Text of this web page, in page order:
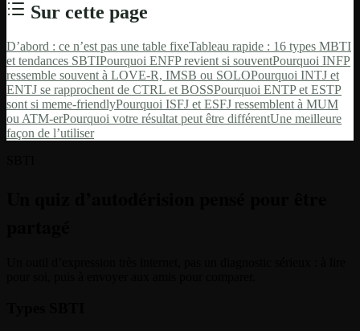
Sur cette page
D’abord : ce n’est pas une table fixeTableau rapide : 16 types MBTI
et tendances SBTIPourquoi ENFP revient si souventPourquoi INFP
ressemble souvent à LOVE-R, IMSB ou SOLOPourquoi INTJ et
ENTJ se rapprochent de CTRL et BOSSPourquoi ENTP et ESTP
sont si meme-friendlyPourquoi ISFJ et ESFJ ressemblent à MUM
ou ATM-erPourquoi votre résultat peut être différentUne meilleure
façon de l’utiliser